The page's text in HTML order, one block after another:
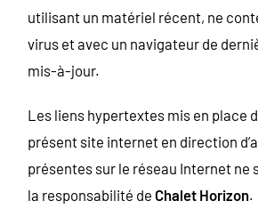
utilisant un matériel récent, ne
virus et avec un navigateur de
mis-à-jour.
Les liens hypertextes mis en place
présent site internet en direction
présentes sur le réseau Internet ne
la responsabilité de Chalet Horizon.